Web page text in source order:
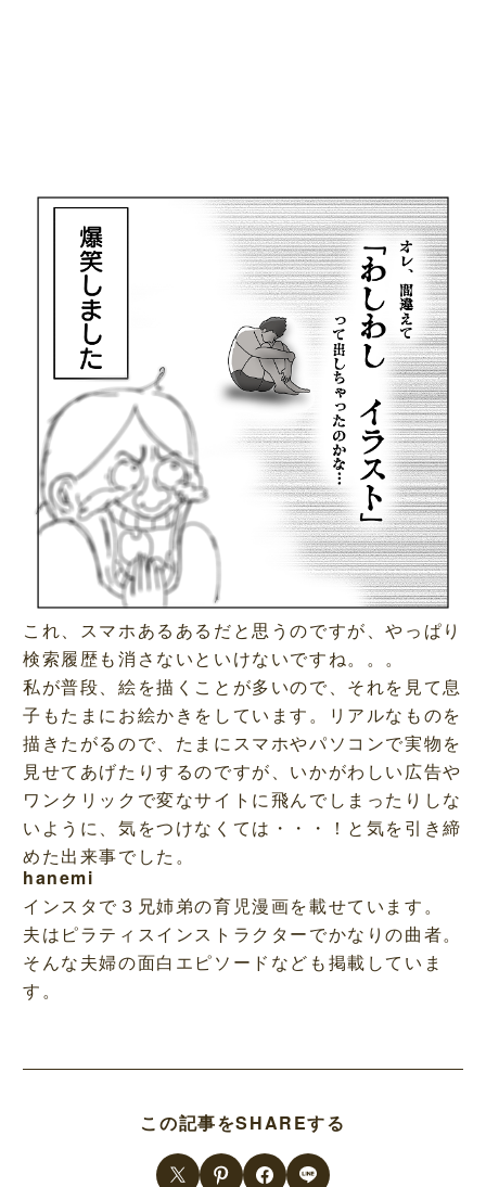
これ、スマホあるあるだと思うのですが、やっぱり
検索履歴も消さないといけないですね。。。
私が普段、絵を描くことが多いので、それを見て息
子もたまにお絵かきをしています。リアルなものを
描きたがるので、たまにスマホやパソコンで実物を
見せてあげたりするのですが、いかがわしい広告や
ワンクリックで変なサイトに飛んでしまったりしな
いように、気をつけなくては・・・！と気を引き締
めた出来事でした。
hanemi
インスタで３兄姉弟の育児漫画を載せています。
夫はピラティスインストラクターでかなりの曲者。
そんな夫婦の面白エピソードなども掲載していま
す。
この記事をSHAREする